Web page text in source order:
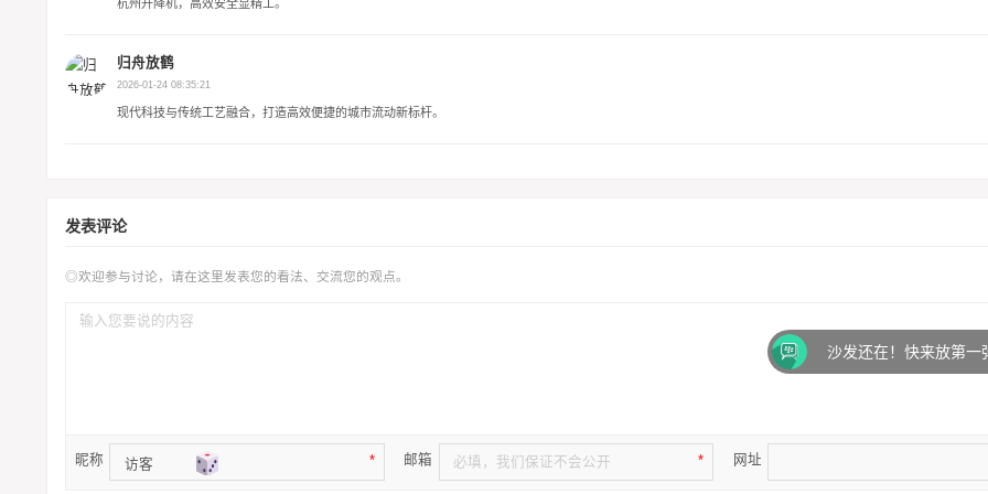
杭州升降机，高效安全显精工。
归舟放鹤
2026-01-24 08:35:21
现代科技与传统工艺融合，打造高效便捷的城市流动新标杆。
发表评论
◎欢迎参与讨论，请在这里发表您的看法、交流您的观点。
昵称 * 邮箱 * 网址
沙发还在！快来放第一弹吧！